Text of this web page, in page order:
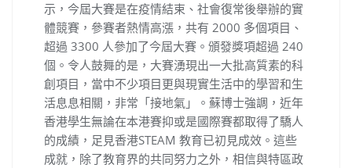
示，今屆大賽是在疫情結束、社會復常後舉辦的實
體競賽，參賽者熱情高漲，共有 2000 多個項目、
超過 3300 人參加了今屆大賽。頒發獎項超過 240
個。令人鼓舞的是，大賽湧現出一大批高質素的科
創項目，當中不少項目更與現實生活中的學習和生
活息息相關，非常「接地氣」。蘇博士強調，近年
香港學生無論在本港賽抑或是國際賽都取得了驕人
的成績，足見香港STEAM 教育已初見成效。這些
成就，除了教育界的共同努力之外，相信與特區政